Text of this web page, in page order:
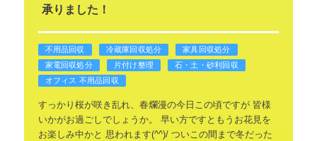
承りました！
不用品回収 冷蔵庫回収処分
家具回収処分
家電回収処分
片付け整理
石・土・砂利回収
オフィス 不用品回収
すっかり桜が咲き乱れ、春爛漫の今日この頃ですが皆様
いかがお過ごしでしょうか。
早い方ですともうお花見を
お楽しみ中かと 思われます(^^)/ ついこの間まで冬だった